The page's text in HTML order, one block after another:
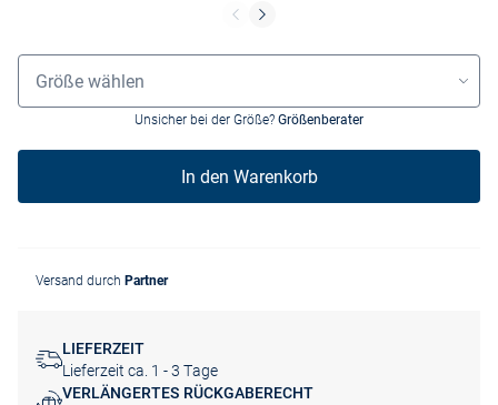
Größenauswahl
Größe wählen
Unsicher bei der Größe? Größenberater
In den Warenkorb
Versand durch Partner
LIEFERZEIT
Lieferzeit ca. 1 - 3 Tage
VERLÄNGERTES RÜCKGABERECHT